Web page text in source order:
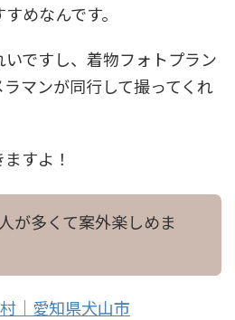
めなんです。
ですし、着物フォトプラン
マンが同行して撮ってくれ
すよ！
が多くて案外楽しめま
｜愛知県犬山市